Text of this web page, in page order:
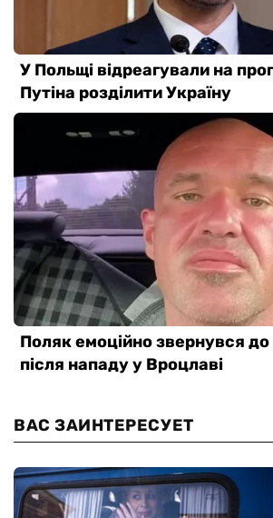
ВАС ЗАИНТЕРЕСУЕТ